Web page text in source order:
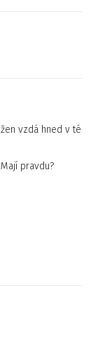
vzdá hned v té
pravdu?